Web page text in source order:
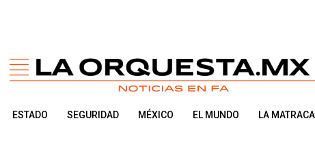
ESTADO SEGURIDAD MÉXICO EL MUNDO LA MATRACA